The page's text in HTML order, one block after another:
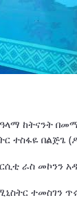
ዓላማ ከትናንት
ተስፋዬ በልጅጌ
ራስ መኮንን
ተመስገን